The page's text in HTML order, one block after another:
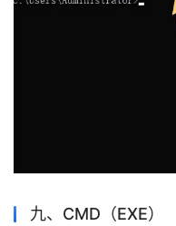
九、CMD（EXE）